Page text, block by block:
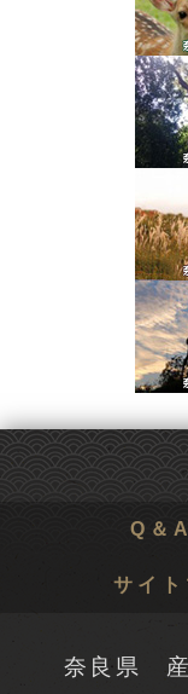
Q＆A
サイ
奈良県